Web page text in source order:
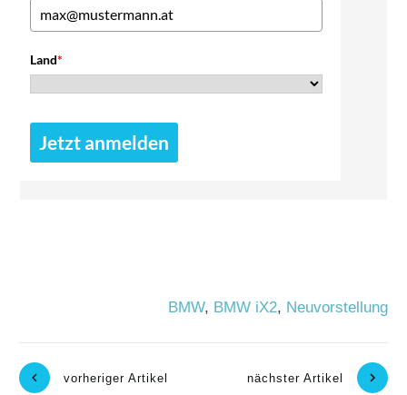
Land*
Jetzt anmelden
BMW, BMW iX2, Neuvorstellung
vorheriger Artikel nächster Artikel